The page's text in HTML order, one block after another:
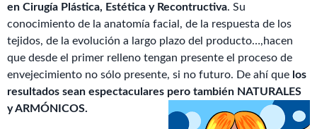
en Cirugía Plástica, Estética y Recontructiva. Su
conocimiento de la anatomía facial, de la respuesta de los
tejidos, de la evolución a largo plazo del producto…,hacen
que desde el primer relleno tengan presente el proceso de
envejecimiento no sólo presente, si no futuro. De ahí que los
resultados sean espectaculares pero también NATURALES
y ARMÓNICOS.